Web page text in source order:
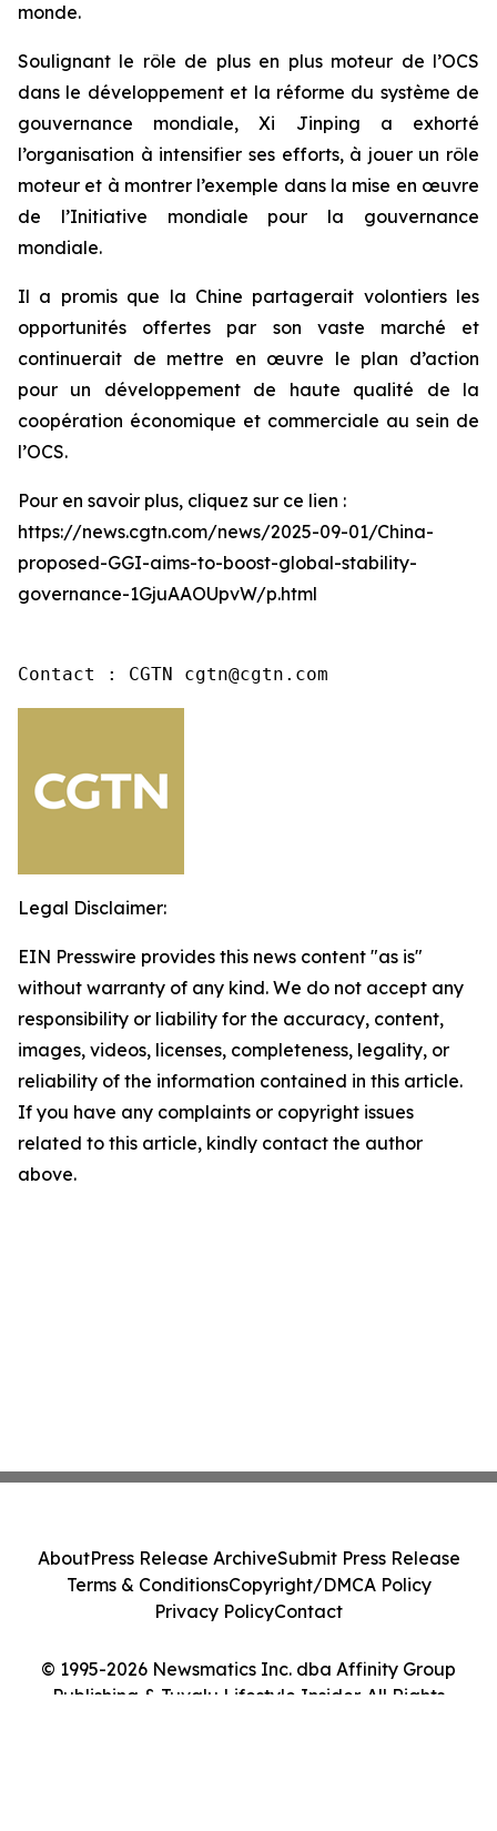
monde.
Soulignant le rôle de plus en plus moteur de l’OCS
dans le développement et la réforme du système de
gouvernance mondiale, Xi Jinping a exhorté
l’organisation à intensifier ses efforts, à jouer un rôle
moteur et à montrer l’exemple dans la mise en œuvre
de l’Initiative mondiale pour la gouvernance
mondiale.
Il a promis que la Chine partagerait volontiers les
opportunités offertes par son vaste marché et
continuerait de mettre en œuvre le plan d’action
pour un développement de haute qualité de la
coopération économique et commerciale au sein de
l’OCS.
Pour en savoir plus, cliquez sur ce lien :
https://news.cgtn.com/news/2025-09-01/China-
proposed-GGI-aims-to-boost-global-stability-
governance-1GjuAAOUpvW/p.html
Contact : CGTN cgtn@cgtn.com
Legal Disclaimer:
EIN Presswire provides this news content "as is"
without warranty of any kind. We do not accept any
responsibility or liability for the accuracy, content,
images, videos, licenses, completeness, legality, or
reliability of the information contained in this article.
If you have any complaints or copyright issues
related to this article, kindly contact the author
above.
© 1995-2026 Newsmatics Inc. dba Affinity Group
Publishing & Tuvalu Lifestyle Insider. All Rights
AboutPress Release ArchiveSubmit Press Release
Terms & ConditionsCopyright/DMCA Policy
Privacy PolicyContact